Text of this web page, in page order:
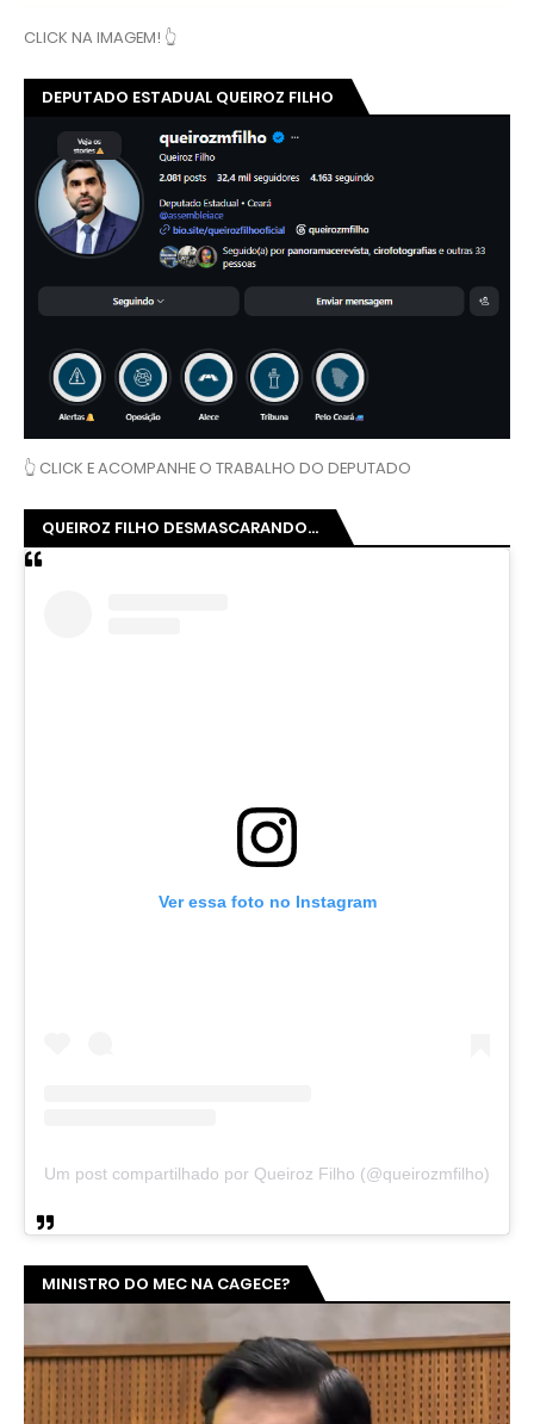
CLICK NA IMAGEM! 👆
DEPUTADO ESTADUAL QUEIROZ FILHO
👆 CLICK E ACOMPANHE O TRABALHO DO DEPUTADO
QUEIROZ FILHO DESMASCARANDO...
Ver essa foto no Instagram
Um post compartilhado por Queiroz Filho (@queirozmfilho)
MINISTRO DO MEC NA CAGECE?